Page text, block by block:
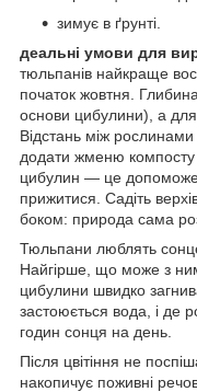
зимує в ґрунті.
деальні умови для
тюльпанів найкраще
початок жовтня.
основи цибулини), а для
Відстань між
додати жменю компосту
цибулин — це
прижитися. Садіть
боком: природа сама
Тюльпани люблять
Найгірше, що може з
цибулини швидко
застоюється вода, і
годин сонця на день.
Після цвітіння не
накопичує поживні